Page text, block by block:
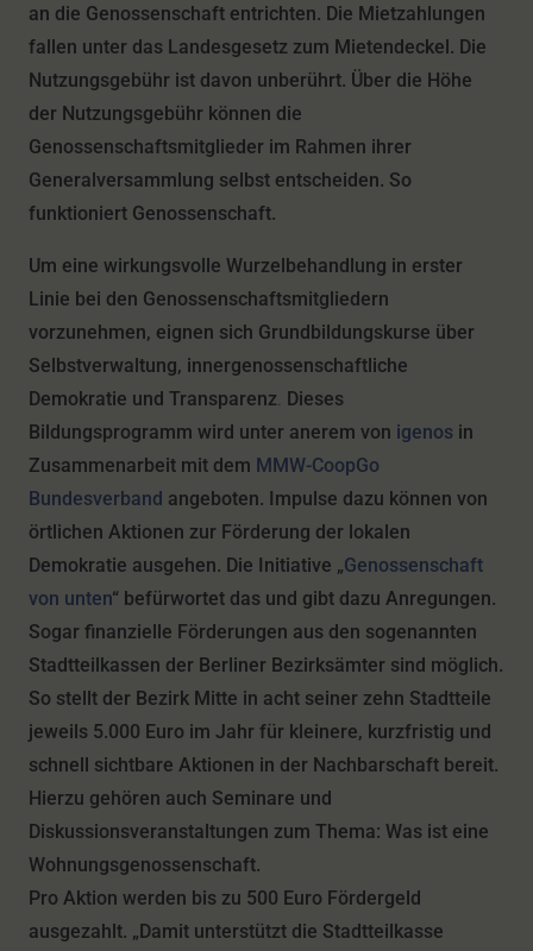
an die Genossenschaft entrichten. Die Mietzahlungen
fallen unter das Landesgesetz zum Mietendeckel. Die
Nutzungsgebühr ist davon unberührt. Über die Höhe
der Nutzungsgebühr können die
Genossenschaftsmitglieder im Rahmen ihrer
Generalversammlung selbst entscheiden. So
funktioniert Genossenschaft.
Um eine wirkungsvolle Wurzelbehandlung in erster
Linie bei den Genossenschaftsmitgliedern
vorzunehmen, eignen sich Grundbildungskurse über
Selbstverwaltung, innergenossenschaftliche
Demokratie und Transparenz. Dieses
Bildungsprogramm wird unter anerem von igenos in
Zusammenarbeit mit dem MMW-CoopGo
Bundesverband angeboten. Impulse dazu können von
örtlichen Aktionen zur Förderung der lokalen
Demokratie ausgehen. Die Initiative „Genossenschaft
von unten“ befürwortet das und gibt dazu Anregungen.
Sogar finanzielle Förderungen aus den sogenannten
Stadtteilkassen der Berliner Bezirksämter sind möglich.
So stellt der Bezirk Mitte in acht seiner zehn Stadtteile
jeweils 5.000 Euro im Jahr für kleinere, kurzfristig und
schnell sichtbare Aktionen in der Nachbarschaft bereit.
Hierzu gehören auch Seminare und
Diskussionsveranstaltungen zum Thema: Was ist eine
Wohnungsgenossenschaft.
Pro Aktion werden bis zu 500 Euro Fördergeld
ausgezahlt. „Damit unterstützt die Stadtteilkasse